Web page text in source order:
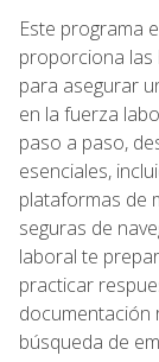
Este programa
proporciona las
para asegurar
en la fuerza
paso a paso,
esenciales,
plataformas de
seguras de
laboral te
practicar
documentación
búsqueda de